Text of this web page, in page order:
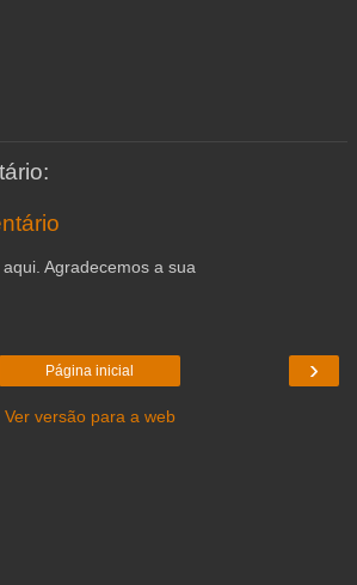
Agradecemos a sua
›
Página inicial
Ver versão para a web